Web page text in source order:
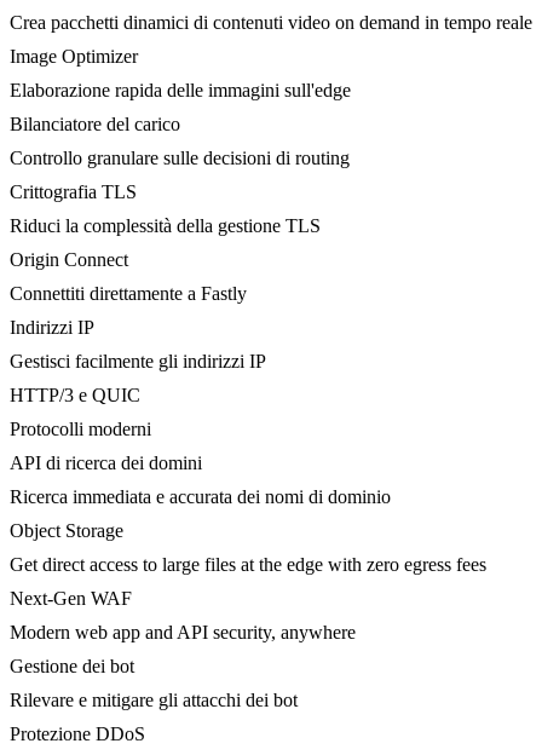
Crea pacchetti dinamici di contenuti video on demand in tempo reale
Image Optimizer
Elaborazione rapida delle immagini sull'edge
Bilanciatore del carico
Controllo granulare sulle decisioni di routing
Crittografia TLS
Riduci la complessità della gestione TLS
Origin Connect
Connettiti direttamente a Fastly
Indirizzi IP
Gestisci facilmente gli indirizzi IP
HTTP/3 e QUIC
Protocolli moderni
API di ricerca dei domini
Ricerca immediata e accurata dei nomi di dominio
Object Storage
Get direct access to large files at the edge with zero egress fees
Next-Gen WAF
Modern web app and API security, anywhere
Gestione dei bot
Rilevare e mitigare gli attacchi dei bot
Protezione DDoS